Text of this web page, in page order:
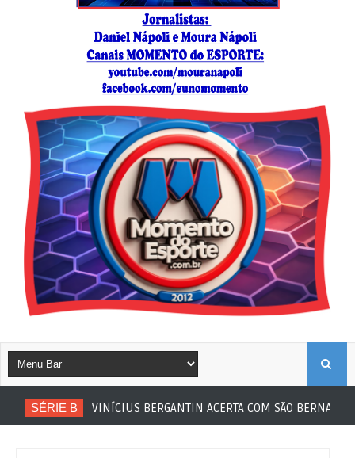
SÉRIE B VINÍCIUS BERGANTIN ACERTA COM SÃO BERNARDO